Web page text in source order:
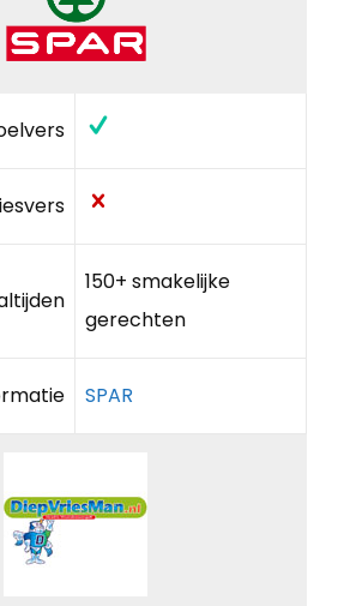
150+ smakelijke
gerechten
SPAR